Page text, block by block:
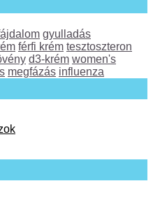
gyulladás
férfi krém tesztoszteron
d3-krém women's
megfázás influenza